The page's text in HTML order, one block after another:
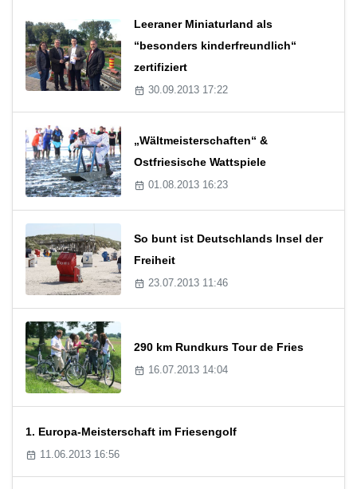
Leeraner Miniaturland als
“besonders kinderfreundlich“
zertifiziert
30.09.2013 17:22
„Wältmeisterschaften“ &
Ostfriesische Wattspiele
01.08.2013 16:23
So bunt ist Deutschlands Insel der
Freiheit
23.07.2013 11:46
290 km Rundkurs Tour de Fries
16.07.2013 14:04
1. Europa-Meisterschaft im Friesengolf
11.06.2013 16:56